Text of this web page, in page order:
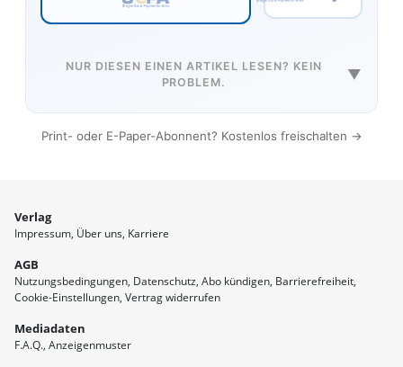
NUR DIESEN EINEN ARTIKEL LESEN? KEIN
PROBLEM.
▼
Print- oder E-Paper-Abonnent? Kostenlos freischalten →
Verlag
Impressum Über uns Karriere
AGB
Nutzungsbedingungen Datenschutz Abo kündigen Barrierefreiheit
Cookie-Einstellungen Vertrag widerrufen
Mediadaten
F.A.Q. Anzeigenmuster